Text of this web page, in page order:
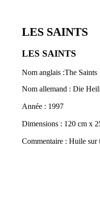
LES SAINTS
LES SAINTS
Nom anglais :The Saints
Nom allemand : Die
Année : 1997
Dimensions : 120 cm x
Commentaire : Huile sur